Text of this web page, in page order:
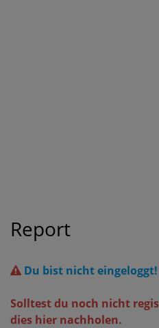
Report
Du bist nicht eingeloggt!
Solltest du noch nicht
dies hier nachholen.